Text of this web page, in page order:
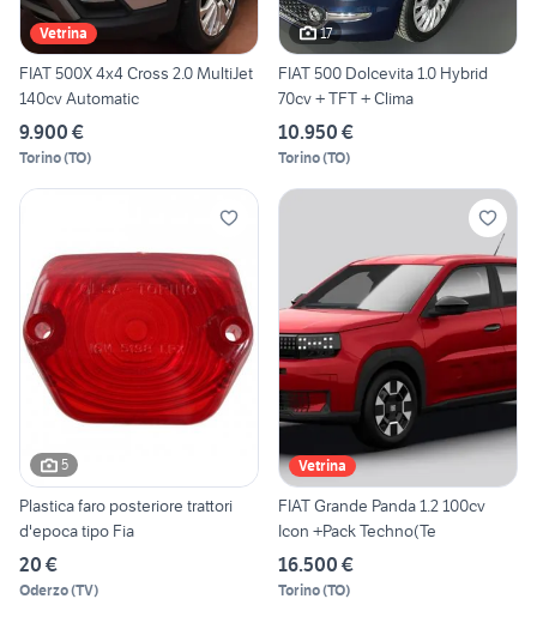
Vetrina
FIAT 500X 4x4 Cross 2.0 MultiJet
140cv Automatic
9.900 €
Torino(TO)
17
FIAT 500 Dolcevita 1.0 Hybrid
70cv + TFT + Clima
10.950 €
Torino(TO)
5
Plastica faro posteriore trattori
d'epoca tipo Fia
20 €
Oderzo(TV)
Vetrina
FIAT Grande Panda 1.2 100cv
Icon +Pack Techno(Te
16.500 €
Torino(TO)